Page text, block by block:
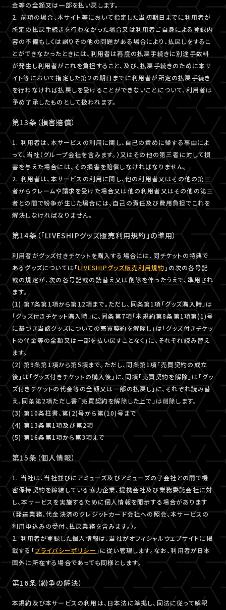
金等の全額又は一部を払い戻します。
2. 前項の場合、本サイト等において指定した当初期日までに利用者が
所定の払戻手続きを行わなかった場合又は利用者ご自身による登録内
容の不備もしくは誤りその他の問題がある場合により、払戻しをするこ
とができなかったときには、利用者は再度の払戻手続きに別途手数料
が発生し利用者がこれを負担すること、及び、払戻手続きのために本サ
イト等において指定した第２の期日までに利用者が所定の払戻手続き
を行わなければ払戻しを受けることができないことについて、利用者は
予め了承したものとして扱われます。
第13条（損害賠償）
1. 利用者は、本サービスの利用に関し、自己の責めに帰する事由によ
って、当社（グループ会社を含みます。）又はその他の第三者に対して損
害を与えた場合には、その損害を賠償しなければなりません。
2. 利用者は、本サービスの利用に関し、他の利用者又はその他の第三
者からクレームや請求を受けた場合又は他の利用者又はその他の第三
者との間で紛争が生じた場合には、自己の責任及び費用負担でこれを
解決しなければなりません。
第14条（「LIVESHIPグッズ販売利用規約」の準用）
利用者がグッズ付きチケットを購入する場合には、同チケットの特典で
あるグッズについては「LIVESHIPグッズ販売利用規約 」の次の各号記
載の規定が、次の各号記載の読替え又は削除を伴ったうえで、準用され
ます。
(1) 第7条第1項から第12項まで。ただし、同条第1項「グッズ購入時」は
「グッズ付きチケット購入時」に、同条第7項「本規約第8条第1項第(1)号
に基づき当該グッズについての売買契約を解除し」は「グッズ付きチケッ
トの代金等の全額又は一部を払い戻すことなく」に、それぞれ読み替え
ます。
(2) 第9条第1項から第5項まで。ただし、同条第1項「売買契約の成立
後」は「グッズ付きチケットの購入後」に、同項「売買契約を解除」は「グッ
ズ付きチケットの代金等の全額又は一部の払戻し」に、それぞれ読み替
え、同条第2項ただし書「売買契約を解除した上で」は削除します。
(3) 第10条柱書、第(2)号から第(10)号まで
(4) 第13条第1項及び第2項
(5) 第16条第1項から第3項まで
第15条（個人情報）
1. 当社は、当社並びにアミューズ及びアミューズの子会社との間で機
密保持契約を締結している協力企業、提携会社及び業務委託会社に対
し、本サービスを実施するために個人情報を開示する場合があります
（発送業務、代金決済のクレジットカード会社への照会、本サービスの
利用申込みの受付、払戻業務を含みます。）。
2. 利用者が登録した個人情報は、当社がオフィシャルウェブサイトに掲
載する「プライバシーポリシー 」に従い管理します。なお、利用者が日本
国外に所在する場合であっても同様とします。
第16条（紛争の解決）
本規約及び本サービスの利用は、日本法に準拠し、同法に従って解釈